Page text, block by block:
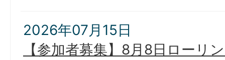
2026年07月15日
【参加者募集】8月8日ローリ